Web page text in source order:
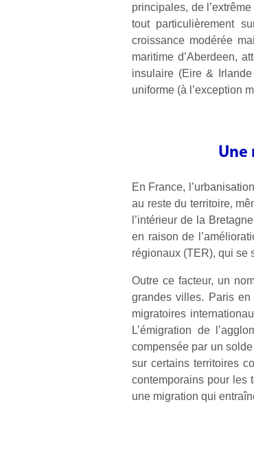
principales, de
tout particulièrement
croissance modérée
maritime d’Aberdeen,
insulaire (Eire &
uniforme (à l’exception
Une
En France,
au reste du territoire,
l’intérieur de la
en raison de
régionaux (TER), qui se
Outre ce facteur, un
grandes villes. Paris
migratoires
L’émigration de
compensée par un
sur certains territoires
contemporains pour les
une migration qui